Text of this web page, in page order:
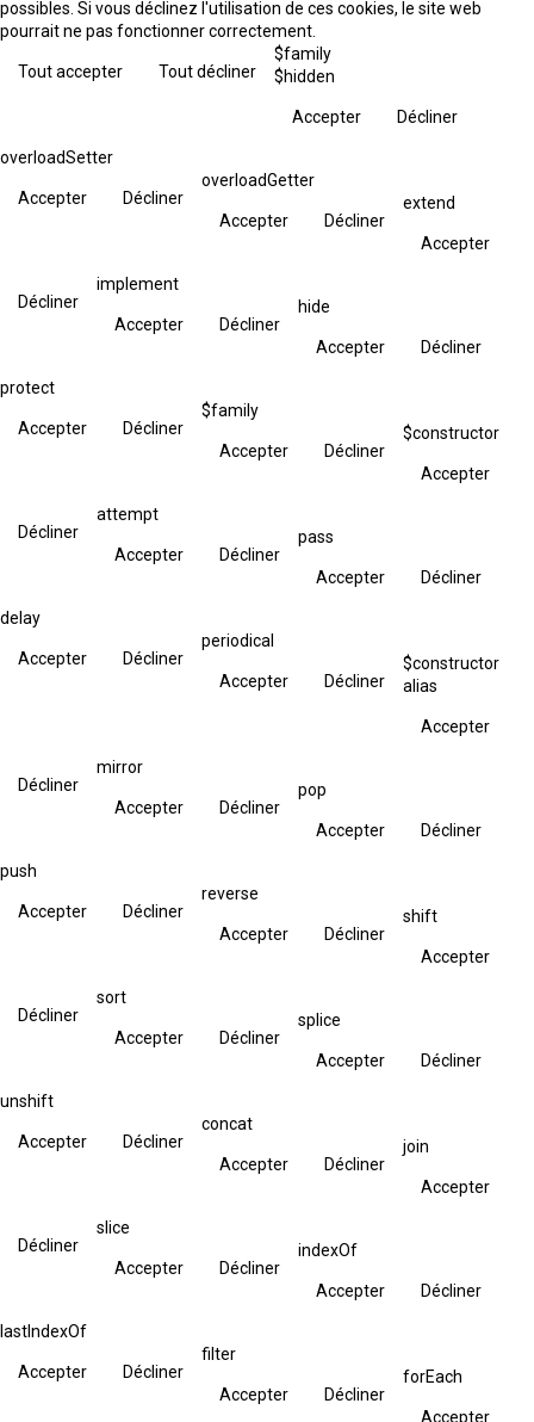
possibles. Si vous déclinez l'utilisation de ces cookies, le site web
pourrait ne pas fonctionner correctement.
Tout accepter Tout décliner
$family
$hidden
Accepter Décliner
overloadSetter
Accepter Décliner
overloadGetter
Accepter Décliner
extend
Accepter
Décliner
implement
Accepter Décliner
hide
Accepter Décliner
protect
Accepter Décliner
$family
Accepter Décliner
$constructor
Accepter
Décliner
attempt
Accepter Décliner
pass
Accepter Décliner
delay
Accepter Décliner
periodical
Accepter Décliner
$constructor
alias
Accepter
Décliner
mirror
Accepter Décliner
pop
Accepter Décliner
push
Accepter Décliner
reverse
Accepter Décliner
shift
Accepter
Décliner
sort
Accepter Décliner
splice
Accepter Décliner
unshift
Accepter Décliner
concat
Accepter Décliner
join
Accepter
Décliner
slice
Accepter Décliner
indexOf
Accepter Décliner
lastIndexOf
Accepter Décliner
filter
Accepter Décliner
forEach
Accepter